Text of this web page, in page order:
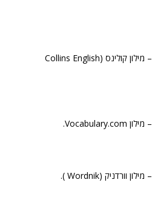
– מילון קולינס (Collins English
– מילון Vocabulary.com.
– מילון וורדניק (Wordnik ).